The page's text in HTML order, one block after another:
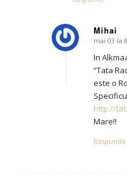
Mihai
says:
mai 03 la
In
“Tata
este o
http://
Mare!!
Răspunde